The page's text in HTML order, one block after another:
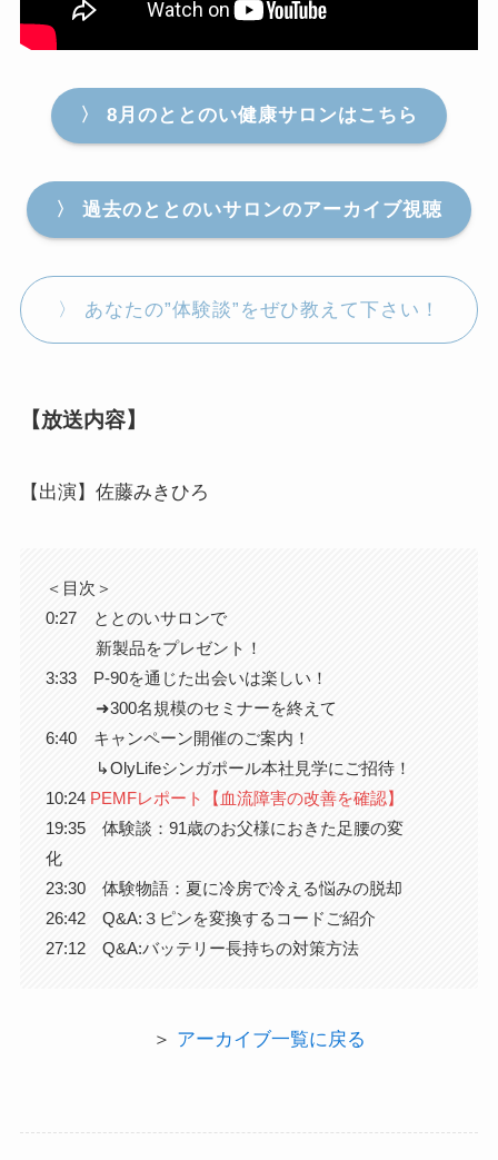
〉 8月のととのい健康サロンはこちら
〉 過去のととのいサロンのアーカイブ視聴
〉 あなたの”体験談”をぜひ教えて下さい！
【放送内容】
【出演】佐藤みきひろ
＜目次＞
0:27 ととのいサロンで
新製品をプレゼント！
3:33 P-90を通じた出会いは楽しい！
➜300名規模のセミナーを終えて
6:40 キャンペーン開催のご案内！
↳OlyLifeシンガポール本社見学にご招待！
10:24 PEMFレポート【血流障害の改善を確認】
19:35 体験談：91歳のお父様におきた足腰の変
化
23:30 体験物語：夏に冷房で冷える悩みの脱却
26:42 Q&A:３ピンを変換するコードご紹介
27:12 Q&A:バッテリー長持ちの対策方法
＞ アーカイブ一覧に戻る